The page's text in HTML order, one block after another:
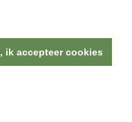
ik accepteer cookies